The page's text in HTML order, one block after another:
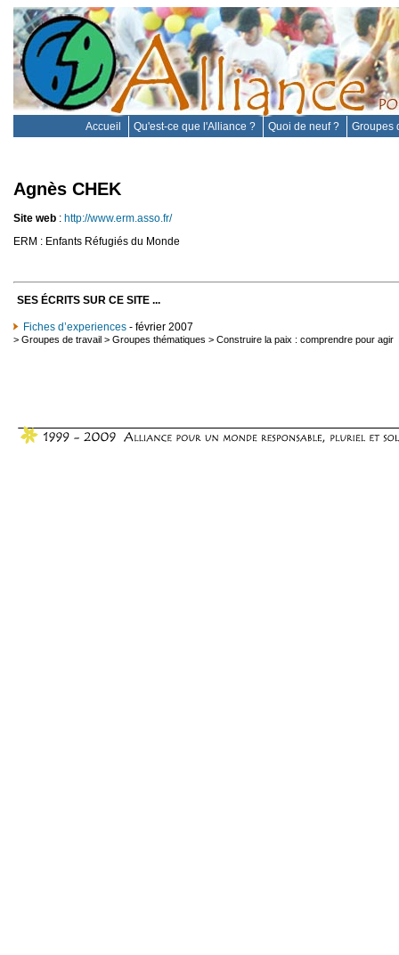
Accueil Qu'est-ce que l'Alliance ? Quoi de neuf ? Groupes
Agnès CHEK
Site web : http://www.erm.asso.fr/
ERM : Enfants Réfugiés du Monde
SES ÉCRITS SUR CE SITE ...
Fiches d’experiences - février 2007
> Groupes de travail > Groupes thématiques > Construire la paix : comprendre pour agir